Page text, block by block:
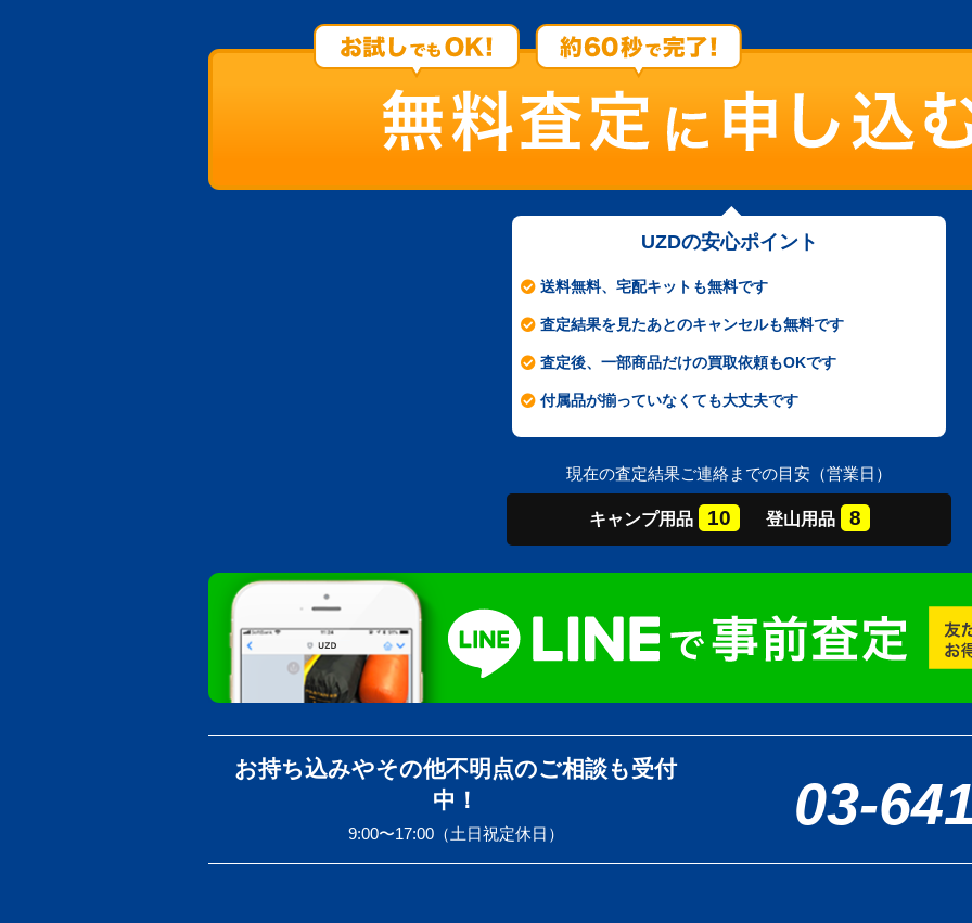
UZDの安心ポイント
送料無料、宅配キットも無料です
査定結果を見たあとのキャンセルも無料です
査定後、一部商品だけの買取依頼もOKです
付属品が揃っていなくても大丈夫です
現在の査定結果ご連絡までの目安（営業日）
キャンプ用品 10 登山用品 8
お持ち込みやその他不明点のご相談も受付
中！
9:00〜17:00（土日祝定休日） 03-